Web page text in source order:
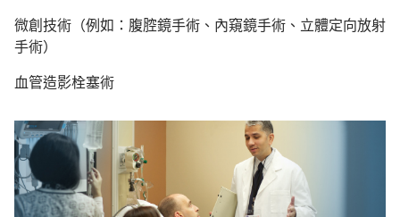
微創技術（例如：腹腔鏡手術、內窺鏡手術、立體定向放射
手術）
血管造影栓塞術